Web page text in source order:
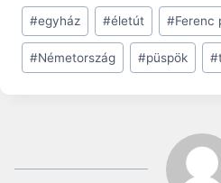
Post
Tags:
#egyház #életút #Ferenc
#Németország #püspök #